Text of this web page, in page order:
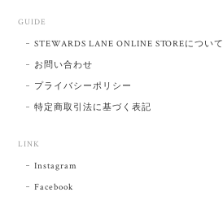
GUIDE
STEWARDS LANE ONLINE STOREについて
お問い合わせ
プライバシーポリシー
特定商取引法に基づく表記
LINK
Instagram
Facebook